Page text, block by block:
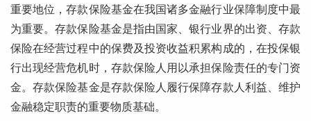
重要地位，存款保险基金在我国诸多金融行业保障制度中最
为重要。存款保险基金是指由国家、银行业界的出资、存款
保险在经营过程中的保费及投资收益积累构成的，在投保银
行出现经营危机时，存款保险人用以承担保险责任的专门资
金。存款保险基金是存款保险人履行保障存款人利益、维护
金融稳定职责的重要物质基础。